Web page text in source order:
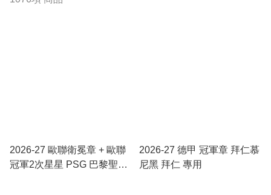
2026-27 歐聯衛冕章 + 歐聯
冠軍2次星星 PSG 巴黎聖日
2026-27 德甲 冠軍章 拜仁慕
尼黑 拜仁 專用